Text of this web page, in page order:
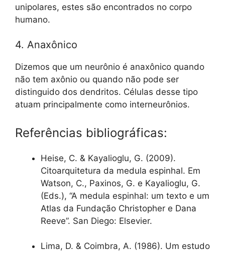
unipolares, estes são encontrados no corpo
humano.
4. Anaxônico
Dizemos que um neurônio é anaxônico quando
não tem axônio ou quando não pode ser
distinguido dos dendritos. Células desse tipo
atuam principalmente como interneurônios.
Referências bibliográficas:
Heise, C. & Kayalioglu, G. (2009).
Citoarquitetura da medula espinhal. Em
Watson, C., Paxinos, G. e Kayalioglu, G.
(Eds.), “A medula espinhal: um texto e um
Atlas da Fundação Christopher e Dana
Reeve”. San Diego: Elsevier.
Lima, D. & Coimbra, A. (1986). Um estudo